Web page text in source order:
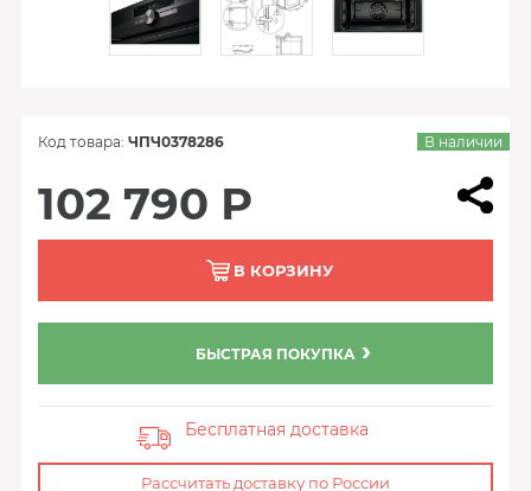
Код товара: ЧПЧ0378286 В наличии
102 790 Р
В КОРЗИНУ
БЫСТРАЯ ПОКУПКА
Бесплатная доставка
Рассчитать доставку по России